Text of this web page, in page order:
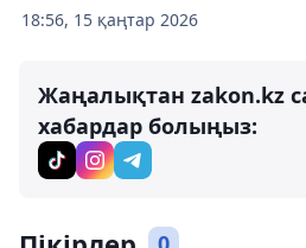
18:56, 15 қаңтар 2026
Жаңалықтан zakon.kz
хабардар болыңыз: